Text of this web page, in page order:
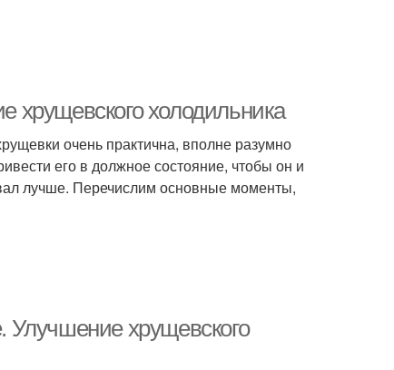
хрущевского холодильника
очень практична, вполне разумно
его в должное состояние, чтобы он и
лучше. Перечислим основные моменты,
Улучшение хрущевского